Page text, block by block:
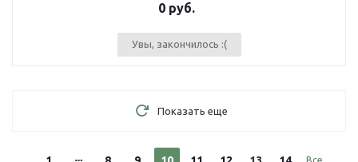
0 руб.
Увы, закончилось :(
Показать еще